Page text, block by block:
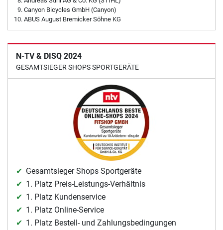
Canyon Bicycles GmbH (Canyon)
ABUS August Bremicker Söhne KG
N-TV & DISQ 2024
GESAMTSIEGER SHOPS SPORTGERÄTE
Gesamtsieger Shops Sportgeräte
1. Platz Preis-Leistungs-Verhältnis
1. Platz Kundenservice
1. Platz Online-Service
1. Platz Bestell- und Zahlungsbedingungen